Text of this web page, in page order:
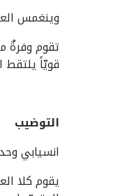
وينغمس
تقوم وفرةٌ
قويّاً
التوضيب
انسيابي
يقوم كلا